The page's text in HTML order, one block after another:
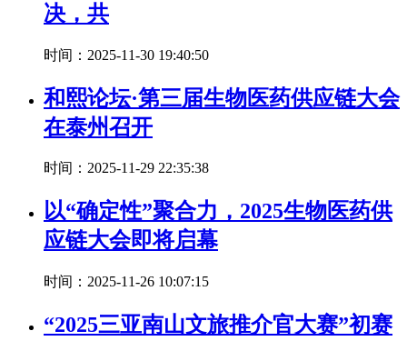
决，共
时间：2025-11-30 19:40:50
和熙论坛·第三届生物医药供应链大会
在泰州召开
时间：2025-11-29 22:35:38
以“确定性”聚合力，2025生物医药供
应链大会即将启幕
时间：2025-11-26 10:07:15
“2025三亚南山文旅推介官大赛”初赛